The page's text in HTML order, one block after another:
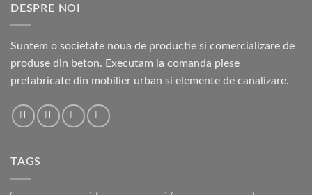
DESPRE NOI
Suntem o societate noua de productie si comercializare de
produse din beton. Executam la comanda piese
prefabricate din mobilier urban si elemente de canalizare.
TAGS